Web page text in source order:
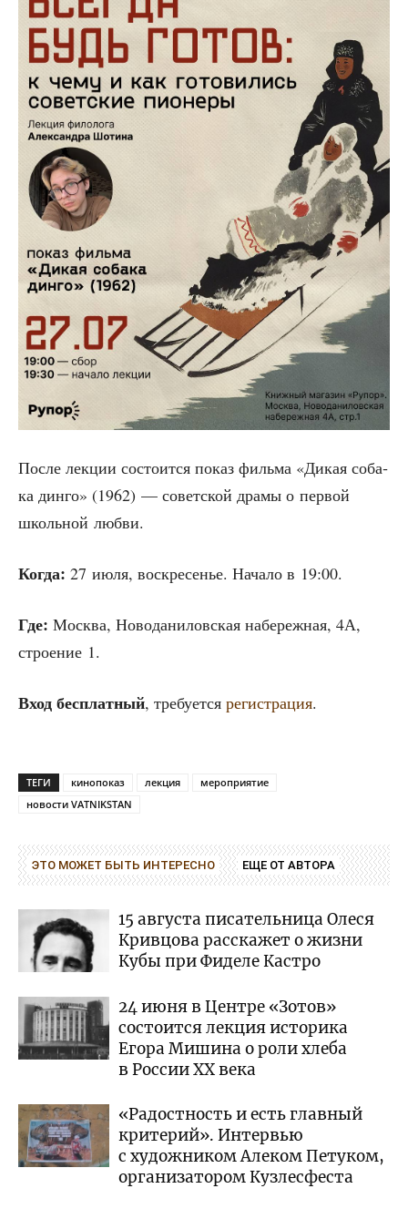
После лек­ции состо­ит­ся показ филь­ма «Дикая соба­
ка дин­го» (1962) — совет­ской дра­мы о пер­вой
школь­ной любви.
Когда: 27 июля, вос­кре­се­нье. Нача­ло в 19:00.
Где: Москва, Ново­да­ни­лов­ская набе­реж­ная, 4А,
стро­е­ние 1.
Вход бес­плат­ный, тре­бу­ет­ся реги­стра­ция.
ТЕГИ кинопоказ лекция
мероприятие
новости VATNIKSTAN
ЭТО МОЖЕТ БЫТЬ ИНТЕРЕСНО ЕЩЕ ОТ АВТОРА
15 августа писательница Олеся
Кривцова расскажет о жизни
Кубы при Фиделе Кастро
24 июня в Центре «Зотов»
состоится лекция историка
Егора Мишина о роли хлеба
в России XX века
«Радостность и есть главный
критерий». Интервью
с художником Алеком Петуком,
организатором Кузлесфеста